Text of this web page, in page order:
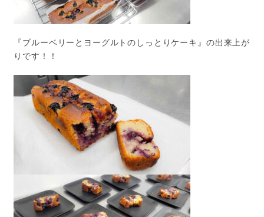
『ブルーベリーとヨーグルトのしっとりケーキ』の出来上が
りです！！